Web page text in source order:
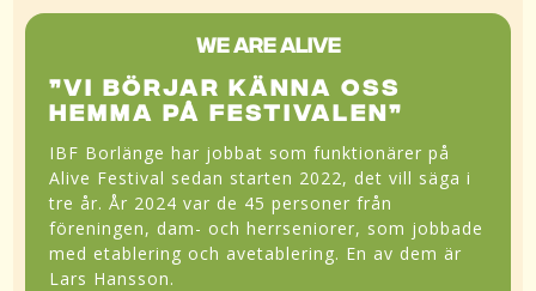
WE ARE ALIVE
”VI BÖRJAR KÄNNA OSS
HEMMA PÅ FESTIVALEN”
IBF Borlänge har jobbat som funktionärer på
Alive Festival sedan starten 2022, det vill säga i
tre år. År 2024 var de 45 personer från
föreningen, dam- och herrseniorer, som jobbade
med etablering och avetablering. En av dem är
Lars Hansson.